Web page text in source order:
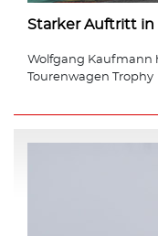
Starker Auftritt in
Wolfgang Kaufmann
Tourenwagen Trophy